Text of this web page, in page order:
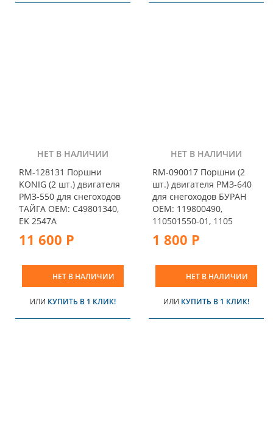
НЕТ В НАЛИЧИИ
RM-128131 Поршни
KONIG (2 шт.) двигателя
РМЗ-550 для снегоходов
ТАЙГА OEM: C49801340,
EK 2547A
11 600 Р
НЕТ В НАЛИЧИИ
ИЛИ КУПИТЬ В 1 КЛИК!
НЕТ В НАЛИЧИИ
RM-090017 Поршни (2
шт.) двигателя РМЗ-640
для снегоходов БУРАН
OEM: 119800490,
110501550-01, 1105
1 800 Р
НЕТ В НАЛИЧИИ
ИЛИ КУПИТЬ В 1 КЛИК!